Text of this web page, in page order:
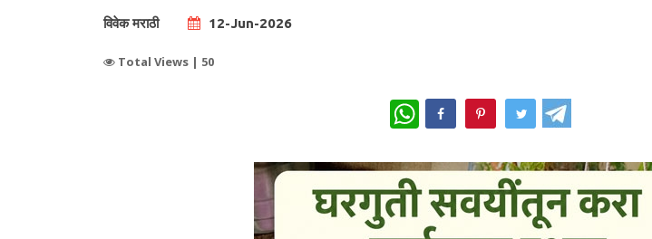
विवेक मराठी 12-Jun-2026
Total Views | 50
WhatsApp